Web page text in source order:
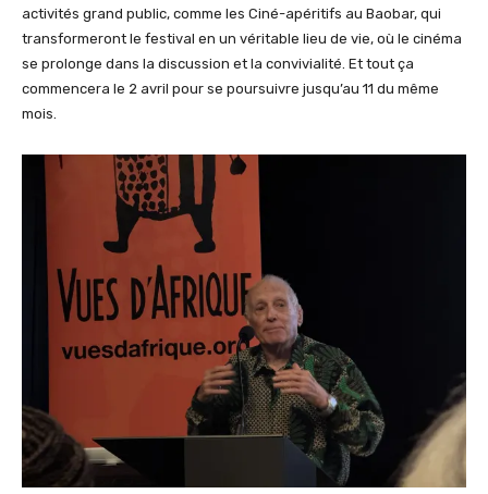
activités grand public, comme les Ciné-apéritifs au Baobar, qui
transformeront le festival en un véritable lieu de vie, où le cinéma
se prolonge dans la discussion et la convivialité. Et tout ça
commencera le 2 avril pour se poursuivre jusqu’au 11 du même
mois.